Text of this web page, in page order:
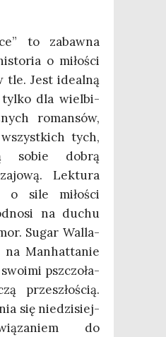
to zabaw­na
o miło­ści
tle. Jest ide­al­ną
tyl­ko dla wiel­bi­
roman­sów,
tych,
sobie dobrą
Lek­tu­ra
o sile miło­ści
na duchu
Sugar Wal­la­
na Man­hat­ta­nie
psz­czo­ła­
prze­szło­ścią.
się nie­dzi­siej­
do